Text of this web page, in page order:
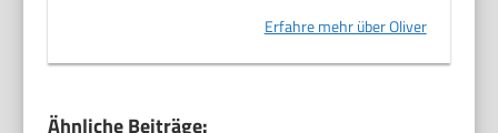
Erfahre mehr über Oliver
Ähnliche Beiträge: